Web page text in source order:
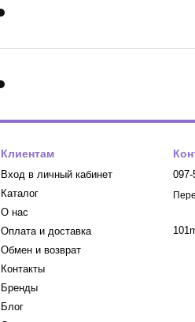
Клиентам
Вход в личный кабинет
Каталог
О нас
Оплата и доставка
Обмен и возврат
Контакты
Бренды
Блог
097-